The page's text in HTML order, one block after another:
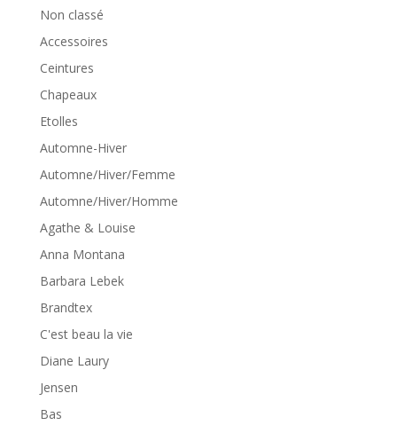
Non classé
Accessoires
Ceintures
Chapeaux
Etolles
Automne-Hiver
Automne/Hiver/Femme
Automne/Hiver/Homme
Agathe & Louise
Anna Montana
Barbara Lebek
Brandtex
C'est beau la vie
Diane Laury
Jensen
Bas